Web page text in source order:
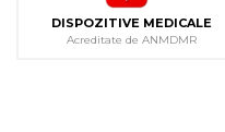
DISPOZITIVE MEDICALE
Acreditate de ANMDMR